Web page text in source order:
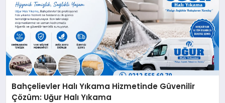
Bahçelievler Halı Yıkama Hizmetinde Güvenilir
Çözüm: Uğur Halı Yıkama